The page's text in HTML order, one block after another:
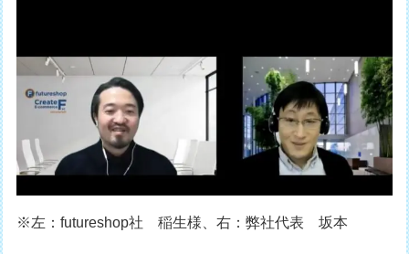
※左：futureshop社 稲生様、右：弊社代表 坂本